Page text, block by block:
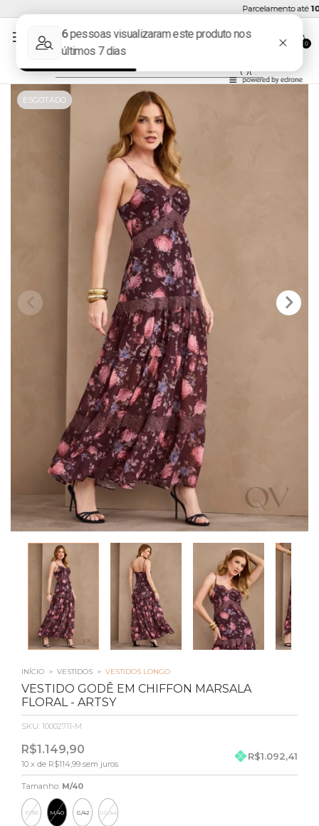
Parcelamento até10x
0
ESGOTADO
INÍCIO > VESTIDOS > VESTIDOS LONGO
VESTIDO GODÊ EM CHIFFON MARSALA
FLORAL - ARTSY
SKU: 10002711-M
R$1.149,90
10 x de R$114,99 sem juros
R$1.092,41
Tamanho: M/40
P/38 M/40 G/42 GG/44